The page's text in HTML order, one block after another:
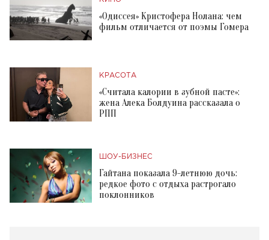
«Одиссея» Кристофера Нолана: чем
фильм отличается от поэмы Гомера
КРАСОТА
«Считала калории в зубной пасте»:
жена Алека Болдуина рассказала о
РПП
ШОУ-БИЗНЕС
Гайтана показала 9-летнюю дочь:
редкое фото с отдыха растрогало
поклонников